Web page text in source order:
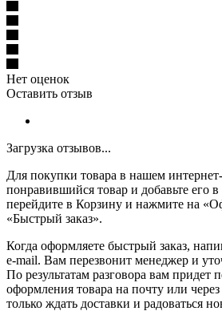
Нет оценок
Оставить отзыв
Загрузка отзывов...
Для покупки товара в нашем
понравившийся товар и добавьте его в
перейдите в Корзину и нажмите на
«Быстрый заказ».
Когда оформляете быстрый заказ,
e-mail. Вам перезвонит менеджер и
По результатам разговора вам придет
оформления товара на почту или
только ждать доставки и радоваться